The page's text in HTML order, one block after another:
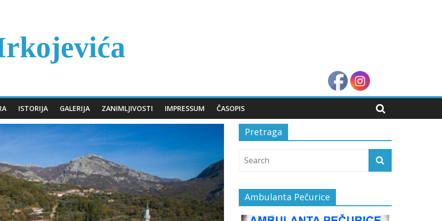
ISTORIJA GALERIJA ZANIMLJIVOSTI IMPRESSUM ČASOPIS
Pretraga
Ambulanta Pečurice